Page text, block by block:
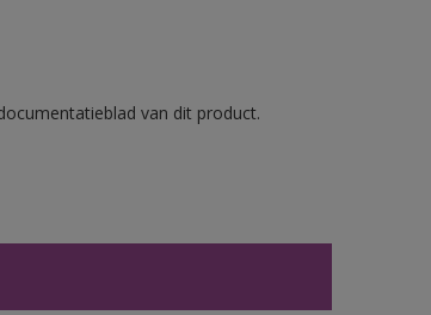
van dit product.